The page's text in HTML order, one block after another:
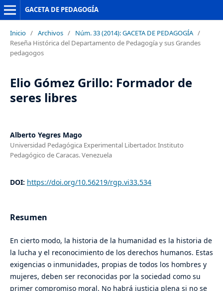
GACETA DE PEDAGOGÍA
Inicio / Archivos / Núm. 33 (2014): GACETA DE PEDAGOGÍA /
Reseña Histórica del Departamento de Pedagogía y sus Grandes
pedagogos
Elio Gómez Grillo: Formador de
seres libres
Alberto Yegres Mago
Universidad Pedagógica Experimental Libertador. Instituto
Pedagógico de Caracas. Venezuela
DOI: https://doi.org/10.56219/rgp.vi33.534
Resumen
En cierto modo, la historia de la humanidad es la historia de
la lucha y el reconocimiento de los derechos humanos. Estas
exigencias o inmunidades, propias de todos los hombres y
mujeres, deben ser reconocidas por la sociedad como su
primer compromiso moral. No habrá justicia plena si no se